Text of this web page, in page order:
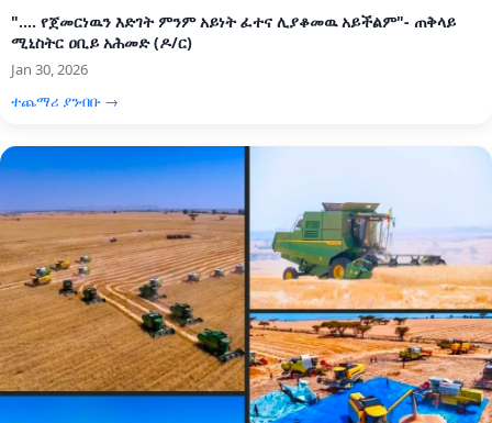
".... የጀመርነዉን እድገት ምንም አይነት ፈተና ሊያቆመዉ አይችልም"- ጠቅላይ
ሚኒስትር ዐቢይ አሕመድ (ዶ/ር)
Jan 30, 2026
ተጨማሪ ያንብቡ →